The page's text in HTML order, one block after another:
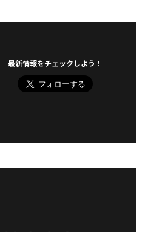
最新情報をチェックしよう！